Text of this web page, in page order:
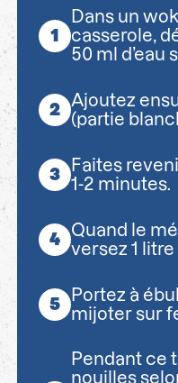
Dans un
casserole,
50 ml d’eau
Ajoutez
(partie
Faites
1-2 minutes.
Quand le
versez 1 litre
Portez à
mijoter sur
Pendant ce
nouilles